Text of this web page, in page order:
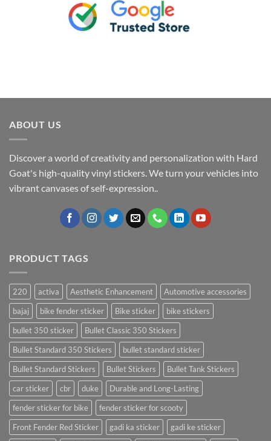
ABOUT US
Discover a world of creativity and personalization with Hard
Goat's high-quality vinyl stickers. We turn your vehicles into
vibrant canvases of self-expression..
PRODUCT TAGS
220 activa Aesthetic Enhancement
Automotive accessories
bajaj
bike fender sticker Bike sticker
bike stickers
bullet 350 sticker
Bullet Classic 350 Stickers
Bullet Standard 350 Stickers
bullet standard sticker
Bullet Standard Stickers
Bullet Stickers
Bullet Tank Stickers
car sticker
cbr duke
Durable and Long-Lasting
fender sticker for bike
fender sticker for scooty
Front Fender Red Sticker
gadi ka sticker
gadi ke sticker